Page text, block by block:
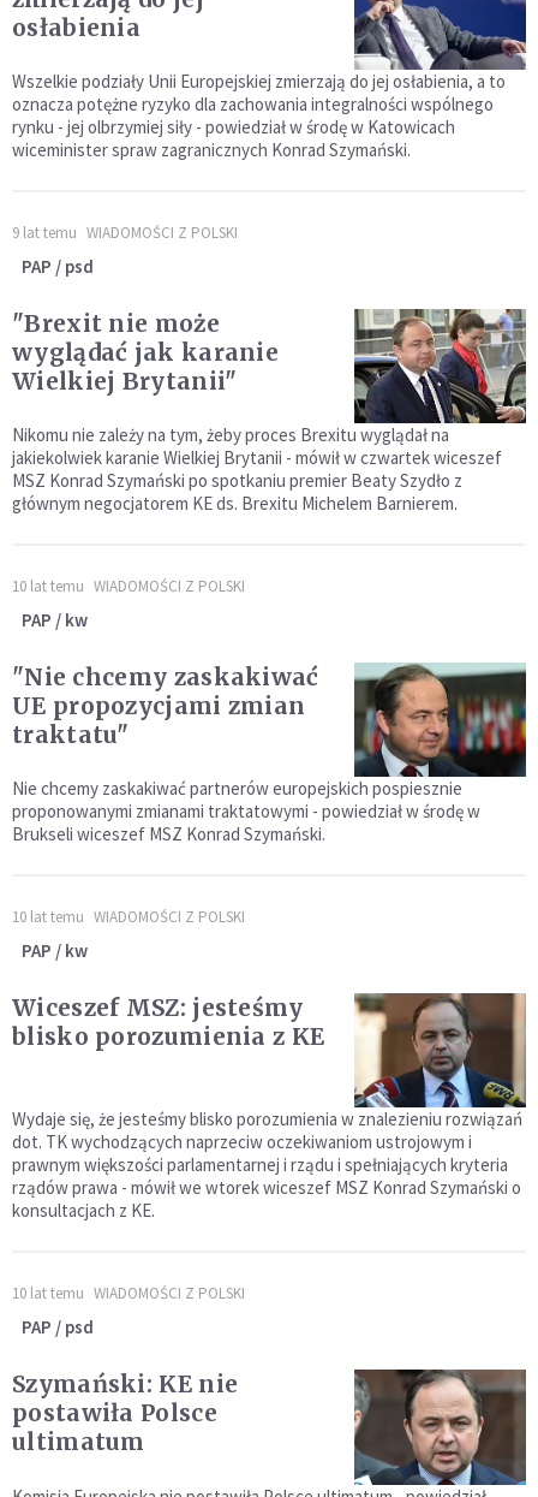
osłabienia
Wszelkie podziały Unii Europejskiej zmierzają do jej osłabienia, a to
oznacza potężne ryzyko dla zachowania integralności wspólnego
rynku - jej olbrzymiej siły - powiedział w środę w Katowicach
wiceminister spraw zagranicznych Konrad Szymański.
9 lat temu WIADOMOŚCI Z POLSKI
PAP / psd
"Brexit nie może
wyglądać jak karanie
Wielkiej Brytanii"
Nikomu nie zależy na tym, żeby proces Brexitu wyglądał na
jakiekolwiek karanie Wielkiej Brytanii - mówił w czwartek wiceszef
MSZ Konrad Szymański po spotkaniu premier Beaty Szydło z
głównym negocjatorem KE ds. Brexitu Michelem Barnierem.
10 lat temu WIADOMOŚCI Z POLSKI
PAP / kw
"Nie chcemy zaskakiwać
UE propozycjami zmian
traktatu"
Nie chcemy zaskakiwać partnerów europejskich pospiesznie
proponowanymi zmianami traktatowymi - powiedział w środę w
Brukseli wiceszef MSZ Konrad Szymański.
10 lat temu WIADOMOŚCI Z POLSKI
PAP / kw
Wiceszef MSZ: jesteśmy
blisko porozumienia z KE
Wydaje się, że jesteśmy blisko porozumienia w znalezieniu rozwiązań
dot. TK wychodzących naprzeciw oczekiwaniom ustrojowym i
prawnym większości parlamentarnej i rządu i spełniających kryteria
rządów prawa - mówił we wtorek wiceszef MSZ Konrad Szymański o
konsultacjach z KE.
10 lat temu WIADOMOŚCI Z POLSKI
PAP / psd
Szymański: KE nie
postawiła Polsce
ultimatum